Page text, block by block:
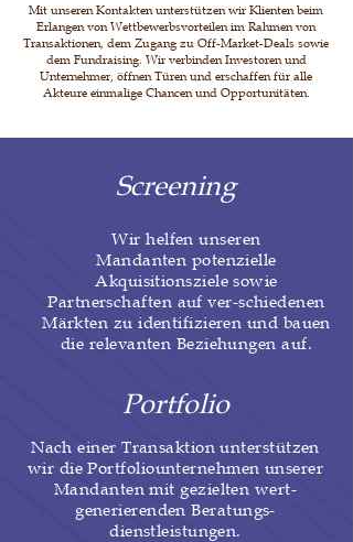
Mit unseren Kontakten unterstützen wir Klienten beim
Erlangen von Wettbewerbsvorteilen im Rahmen von
Transaktionen, dem Zugang zu Off-Market-Deals sowie
dem Fundraising. Wir verbinden Investoren und
Unternehmer, öffnen Türen und erschaffen für alle
Akteure einmalige Chancen und Opportunitäten.
Screening
Wir helfen unseren
Mandanten potenzielle
Akquisitionsziele sowie
Partnerschaften auf ver-schiedenen
Märkten zu identifizieren und bauen
die relevanten Beziehungen auf.
Portfolio
Nach einer Transaktion unterstützen
wir die Portfoliounternehmen unserer
Mandanten mit gezielten wert-
generierenden Beratungs-
dienstleistungen.